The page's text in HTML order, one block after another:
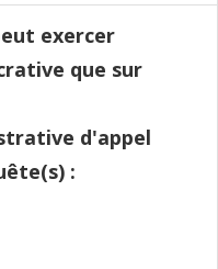
exercer
que sur
d'appel
: